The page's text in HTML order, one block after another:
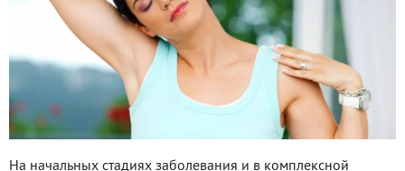
На начальных стадиях заболевания и в комплексной